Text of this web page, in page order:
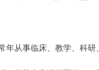
年从事临床、教学、科